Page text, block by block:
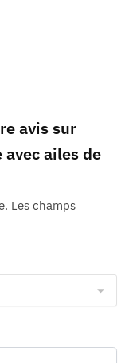
avis sur
ailes de
Les champs